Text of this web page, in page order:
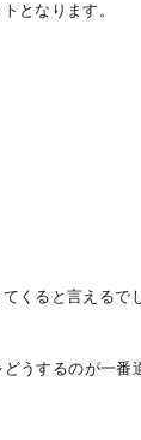
となります。
くると言えるで
うするのが一